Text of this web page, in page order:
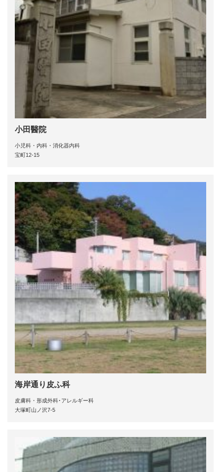
小田醫院
小児科・内科・消化器内科
宝町12-15
海岸通り皮ふ科
皮膚科・形成外科･アレルギー科
大塚町山ノ沢7-5